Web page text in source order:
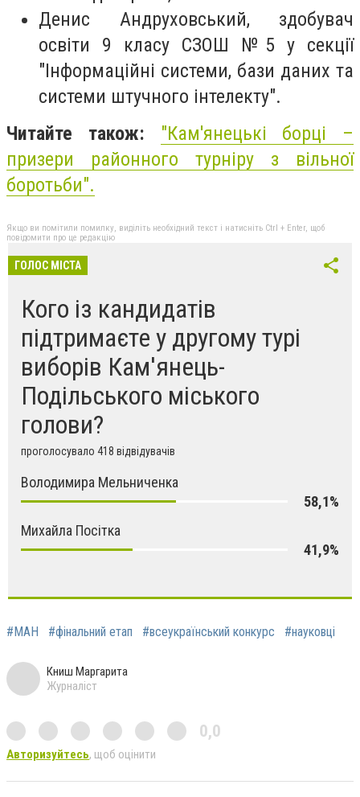
Денис Андруховський, здобувач
освіти 9 класу СЗОШ №5 у секції
"Інформаційні системи, бази даних та
системи штучного інтелекту".
Читайте також: "Кам'янецькі борці –
призери районного турніру з вільної
боротьби".
Якщо ви помітили помилку, виділіть необхідний текст і натисніть Ctrl + Enter, щоб
повідомити про це редакцію
ГОЛОС МІСТА
Кого із кандидатів
підтримаєте у другому турі
виборів Кам'янець-
Подільського міського
голови?
проголосувало 418 відвідувачів
Володимира Мельниченка
58,1%
Михайла Посітка
41,9%
#МАН #фінальний етап #всеукраїнський конкурс #науковці
Книш Маргарита
Журналіст
0,0
Авторизуйтесь, щоб оцінити